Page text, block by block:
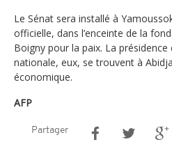
Le Sénat sera installé à
officielle, dans l’enceinte de la
Boigny pour la paix. La présidence
nationale, eux, se trouvent à
économique.
AFP
Partager